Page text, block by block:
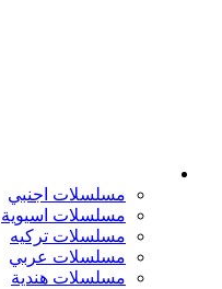
مسلسلات اجنبي
مسلسلات اسيوية
مسلسلات تركيه
مسلسلات عربي
مسلسلات هندية